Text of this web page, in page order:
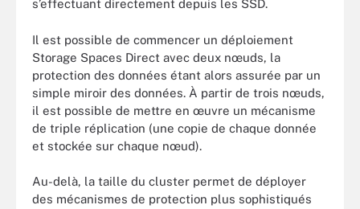
s’effectuant directement depuis les SSD.
Il est possible de commencer un déploiement
Storage Spaces Direct avec deux nœuds, la
protection des données étant alors assurée par un
simple miroir des données. À partir de trois nœuds,
il est possible de mettre en œuvre un mécanisme
de triple réplication (une copie de chaque donnée
et stockée sur chaque nœud).
Au-delà, la taille du cluster permet de déployer
des mécanismes de protection plus sophistiqués